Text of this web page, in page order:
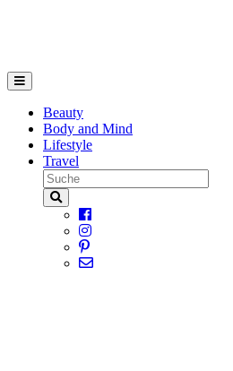
Beauty
Body and Mind
Lifestyle
Travel